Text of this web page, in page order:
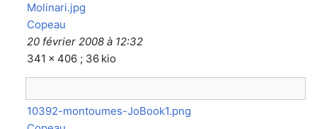
Molinari.jpg
Copeau
20 février 2008 à 12:32
341 × 406 ; 36 kio
10392-montoumes-JoBook1.png